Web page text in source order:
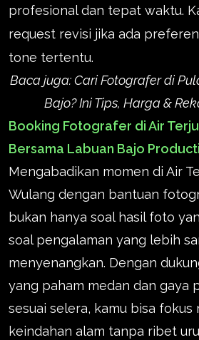
profesional dan tepat waktu.
request revisi jika ada
tone tertentu.
Baca juga:Cari Fotografer di
Bajo? Ini Tips, Harga &
Booking Fotografer di Air
Bersama Labuan Bajo
Mengabadikan momen di Air
Wulang dengan bantuan
bukan hanya soal hasil foto
soal pengalaman yang lebih
menyenangkan. Dengan
yang paham medan dan gaya
sesuai selera, kamu bisa fokus
keindahan alam tanpa ribet